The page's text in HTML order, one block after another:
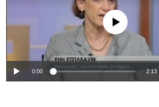
No media source currently
0:00 2:13